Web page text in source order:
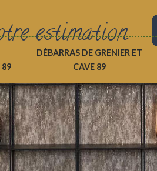
estimation
89
DÉBARRAS DE GRENIER ET
CAVE 89